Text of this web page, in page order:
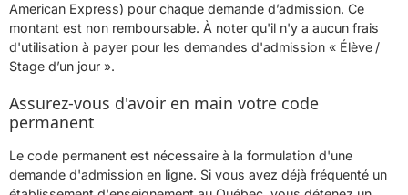
American Express) pour chaque demande d’admission. Ce
montant est non remboursable. À noter qu'il n'y a aucun frais
d'utilisation à payer pour les demandes d'admission « Élève /
Stage d’un jour ».
Assurez-vous d'avoir en main votre code
permanent
Le code permanent est nécessaire à la formulation d'une
demande d'admission en ligne. Si vous avez déjà fréquenté un